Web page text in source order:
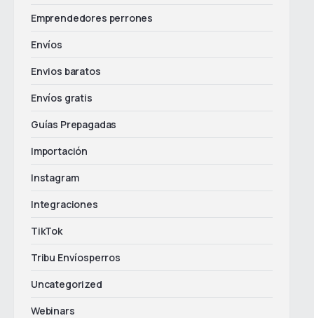
Emprendedores perrones
Envíos
Envios baratos
Envíos gratis
Guías Prepagadas
Importación
Instagram
Integraciones
TikTok
Tribu Envíosperros
Uncategorized
Webinars